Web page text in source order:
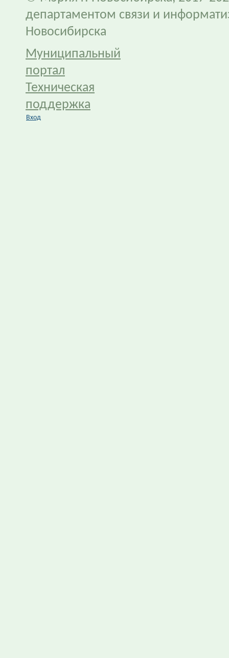
департаментом связи и
Новосибирска
Муниципальный
портал
Техническая
поддержка
Вход